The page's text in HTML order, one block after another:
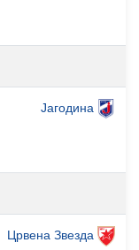
Јагодина
Црвена Звезда